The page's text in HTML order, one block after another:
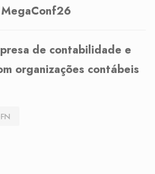
de contabilidade e
organizações contábeis